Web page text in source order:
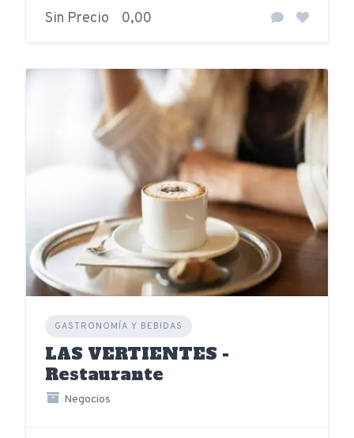
Sin Precio 0,00
GASTRONOMÍA Y BEBIDAS
LAS VERTIENTES -
Restaurante
Negocios